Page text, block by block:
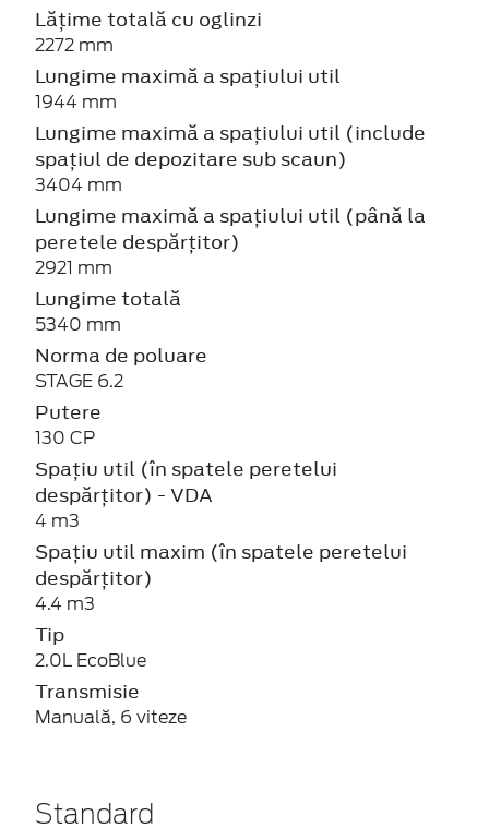
Lățime totală cu oglinzi
2272 mm
Lungime maximă a spațiului util
1944 mm
Lungime maximă a spațiului util (include
spațiul de depozitare sub scaun)
3404 mm
Lungime maximă a spațiului util (până la
peretele despărțitor)
2921 mm
Lungime totală
5340 mm
Norma de poluare
STAGE 6.2
Putere
130 CP
Spațiu util (în spatele peretelui
despărțitor) - VDA
4 m3
Spațiu util maxim (în spatele peretelui
despărțitor)
4.4 m3
Tip
2.0L EcoBlue
Transmisie
Manuală, 6 viteze
Standard